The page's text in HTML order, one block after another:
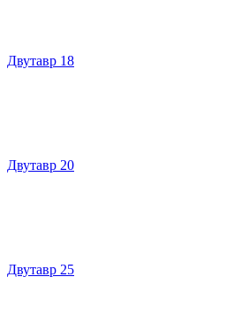
Двутавр 18
Двутавр 20
Двутавр 25